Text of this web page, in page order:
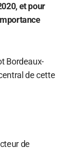
et pour
Bordeaux-
de cette
de